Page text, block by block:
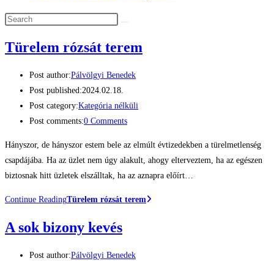
Türelem rózsát terem
Post author:Pálvölgyi Benedek
Post published:2024.02.18.
Post category:Kategória nélküli
Post comments:0 Comments
Hányszor, de hányszor estem bele az elmúlt évtizedekben a türelmetlenség
csapdájába. Ha az üzlet nem úgy alakult, ahogy elterveztem, ha az egészen
biztosnak hitt üzletek elszálltak, ha az aznapra előírt…
Continue ReadingTürelem rózsát terem
A sok bizony kevés
Post author:Pálvölgyi Benedek